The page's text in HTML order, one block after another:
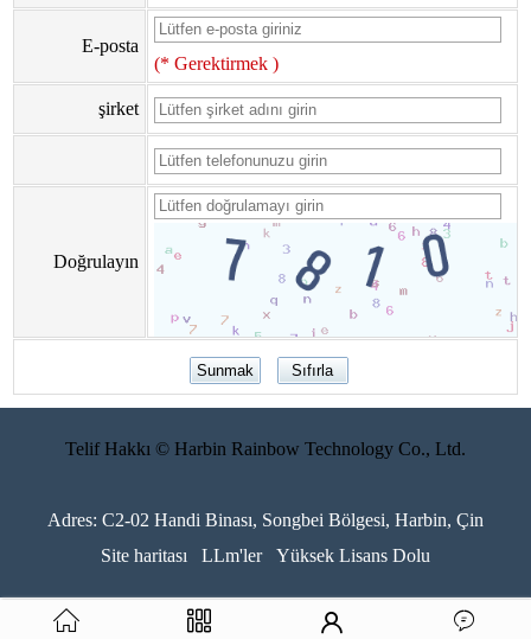
E-posta
(* Gerektirmek )
şirket
Doğrulayın
Telif Hakkı © Harbin Rainbow Technology Co., Ltd.
Adres: C2-02 Handi Binası, Songbei Bölgesi, Harbin, Çin
Site haritası
LLm'ler Yüksek Lisans Dolu